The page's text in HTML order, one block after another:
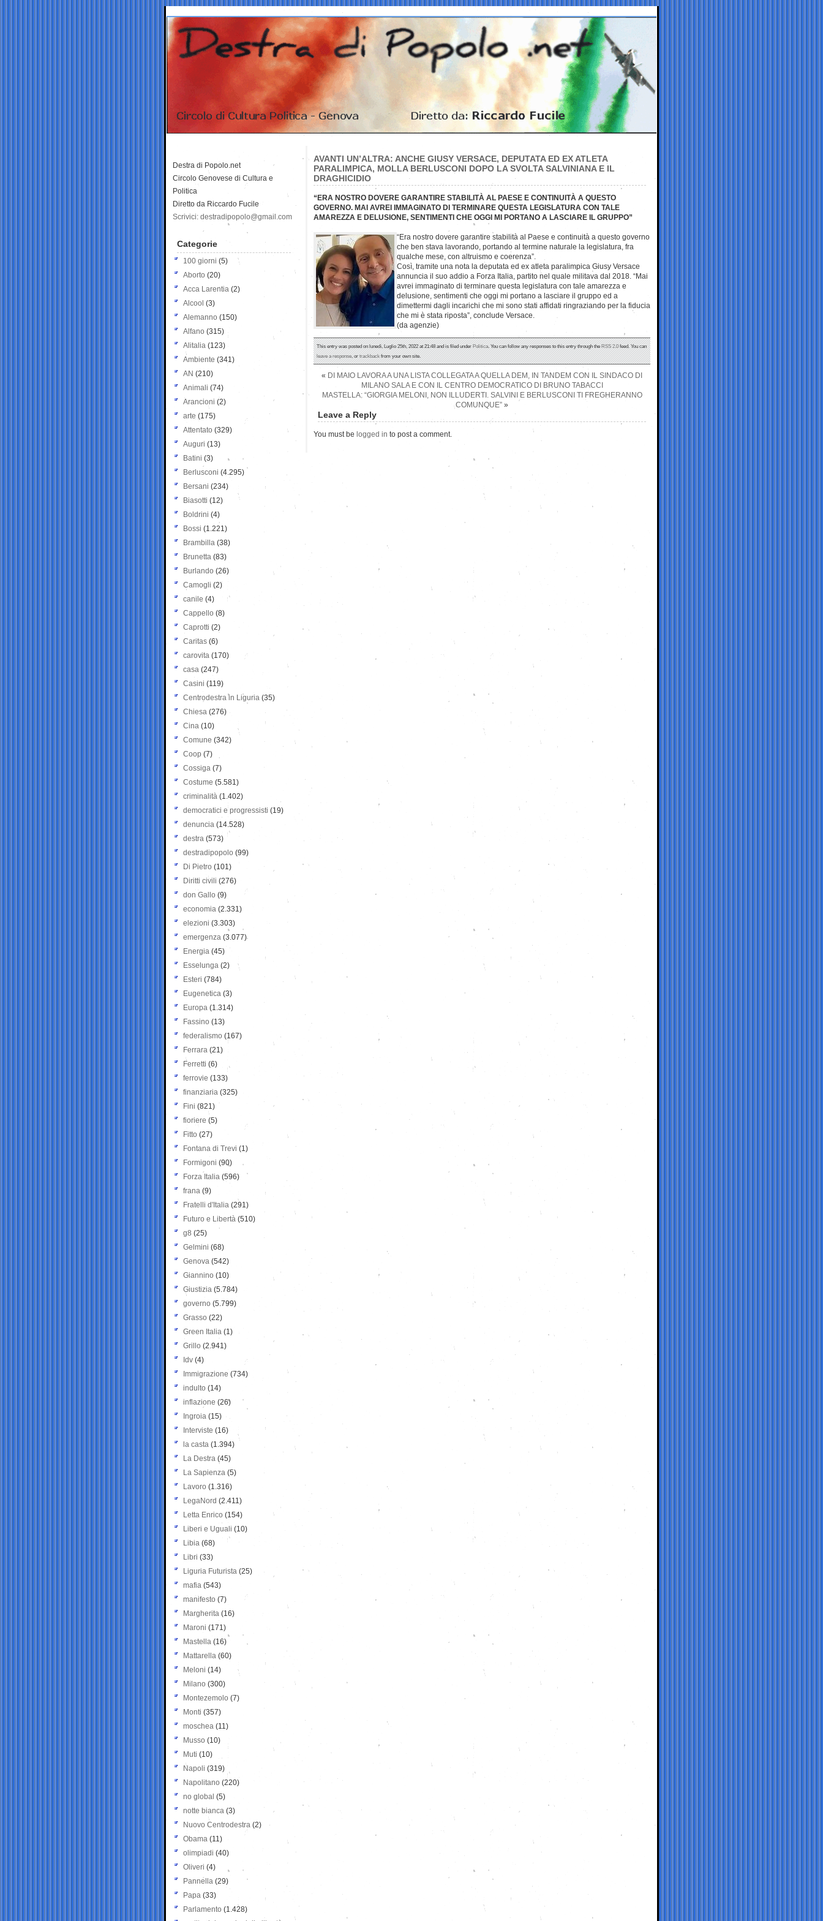
AVANTI UN’ALTRA: ANCHE GIUSY VERSACE, DEPUTATA ED EX ATLETA
PARALIMPICA, MOLLA BERLUSCONI DOPO LA SVOLTA SALVINIANA E IL
DRAGHICIDIO
“ERA NOSTRO DOVERE GARANTIRE STABILITÀ AL PAESE E CONTINUITÀ A QUESTO
GOVERNO. MAI AVREI IMMAGINATO DI TERMINARE QUESTA LEGISLATURA CON TALE
AMAREZZA E DELUSIONE, SENTIMENTI CHE OGGI MI PORTANO A LASCIARE IL GRUPPO”
“Era nostro dovere garantire stabilità al Paese e continuità a questo governo
che ben stava lavorando, portando al termine naturale la legislatura, fra
qualche mese, con altruismo e coerenza”.
Così, tramite una nota la deputata ed ex atleta paralimpica Giusy Versace
annuncia il suo addio a Forza Italia, partito nel quale militava dal 2018. “Mai
avrei immaginato di terminare questa legislatura con tale amarezza e
delusione, sentimenti che oggi mi portano a lasciare il gruppo ed a
dimettermi dagli incarichi che mi sono stati affidati ringraziando per la fiducia
che mi è stata riposta”, conclude Versace.
(da agenzie)
This entry was posted on lunedì, Luglio 25th, 2022 at 21:48 and is filed underPolitica. You can follow any responses to this entry through theRSS 2.0feed. You can
leave a response, ortrackbackfrom your own site.
« DI MAIO LAVORA A UNA LISTA COLLEGATA A QUELLA DEM, IN TANDEM CON IL SINDACO DI
MILANO SALA E CON IL CENTRO DEMOCRATICO DI BRUNO TABACCI
MASTELLA: “GIORGIA MELONI, NON ILLUDERTI. SALVINI E BERLUSCONI TI FREGHERANNO
COMUNQUE” »
Leave a Reply
You must be logged in to post a comment.
Destra di Popolo.net
Circolo Genovese di Cultura e
Politica
Diretto da Riccardo Fucile
Scrivici: destradipopolo@gmail.com
Categorie
100 giorni (5)
Aborto (20)
Acca Larentia (2)
Alcool (3)
Alemanno (150)
Alfano (315)
Alitalia (123)
Ambiente (341)
AN (210)
Animali (74)
Arancioni (2)
arte (175)
Attentato (329)
Auguri (13)
Batini (3)
Berlusconi (4.295)
Bersani (234)
Biasotti (12)
Boldrini (4)
Bossi (1.221)
Brambilla (38)
Brunetta (83)
Burlando (26)
Camogli (2)
canile (4)
Cappello (8)
Caprotti (2)
Caritas (6)
carovita (170)
casa (247)
Casini (119)
Centrodestra in Liguria (35)
Chiesa (276)
Cina (10)
Comune (342)
Coop (7)
Cossiga (7)
Costume (5.581)
criminalità (1.402)
democratici e progressisti (19)
denuncia (14.528)
destra (573)
destradipopolo (99)
Di Pietro (101)
Diritti civili (276)
don Gallo (9)
economia (2.331)
elezioni (3.303)
emergenza (3.077)
Energia (45)
Esselunga (2)
Esteri (784)
Eugenetica (3)
Europa (1.314)
Fassino (13)
federalismo (167)
Ferrara (21)
Ferretti (6)
ferrovie (133)
finanziaria (325)
Fini (821)
fioriere (5)
Fitto (27)
Fontana di Trevi (1)
Formigoni (90)
Forza Italia (596)
frana (9)
Fratelli d'Italia (291)
Futuro e Libertà (510)
g8 (25)
Gelmini (68)
Genova (542)
Giannino (10)
Giustizia (5.784)
governo (5.799)
Grasso (22)
Green Italia (1)
Grillo (2.941)
Idv (4)
Immigrazione (734)
indulto (14)
inflazione (26)
Ingroia (15)
Interviste (16)
la casta (1.394)
La Destra (45)
La Sapienza (5)
Lavoro (1.316)
LegaNord (2.411)
Letta Enrico (154)
Liberi e Uguali (10)
Libia (68)
Libri (33)
Liguria Futurista (25)
mafia (543)
manifesto (7)
Margherita (16)
Maroni (171)
Mastella (16)
Mattarella (60)
Meloni (14)
Milano (300)
Montezemolo (7)
Monti (357)
moschea (11)
Musso (10)
Muti (10)
Napoli (319)
Napolitano (220)
no global (5)
notte bianca (3)
Nuovo Centrodestra (2)
Obama (11)
olimpiadi (40)
Oliveri (4)
Pannella (29)
Papa (33)
Parlamento (1.428)